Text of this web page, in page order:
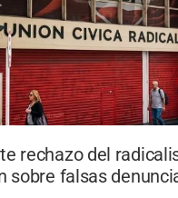
rechazo del
sobre falsas